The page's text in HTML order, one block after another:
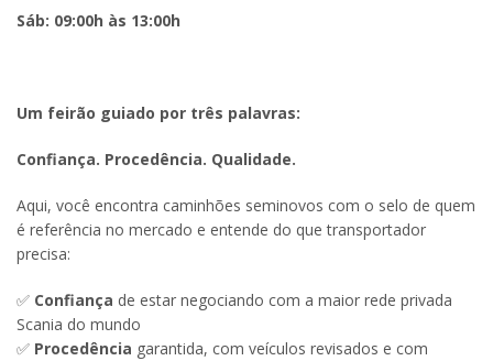
Sáb: 09:00h às 13:00h
Um feirão guiado por três palavras:
Confiança. Procedência. Qualidade.
Aqui, você encontra caminhões seminovos com o selo de quem
é referência no mercado e entende do que transportador
precisa:
✅ Confiança de estar negociando com a maior rede privada
Scania do mundo
✅ Procedência garantida, com veículos revisados e com